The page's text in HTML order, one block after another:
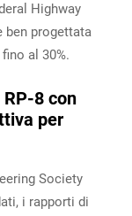
Highway
ben progettata
al 30%.
8 con
per
Society
i rapporti di